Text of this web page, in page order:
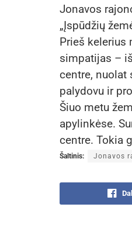
Jonavos
„Įspūdžių
Prieš kelerius
simpatijas –
centre, nuolat
palydovu ir
Šiuo metu
apylinkėse.
centre. Tokia
Šaltinis: Jonavos